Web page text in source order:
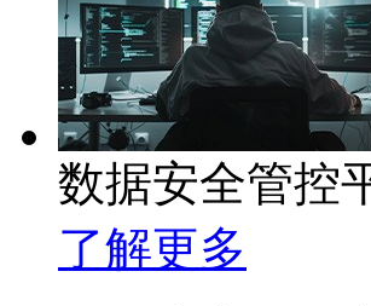
数据安全管控
了解更多